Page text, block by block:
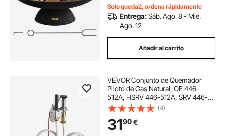
Solo queda2, ordena rápidamente
Entrega:Sáb. Ago. 8 - Mié.
Ago. 12
Añadir al carrito
VEVOR Conjunto de Quemador
Piloto de Gas Natural, OE 446-
512A, HSRV 446-512A, SRV 446-
512A, para Chimenea, Compatible
con los Modelos Heat & Glo,
Heatilator, Lennox y Regency, 160 x
120 x 40 mm
(4)
3190€